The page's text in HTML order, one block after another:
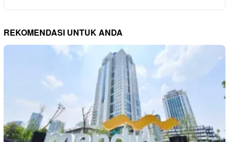
REKOMENDASI UNTUK ANDA